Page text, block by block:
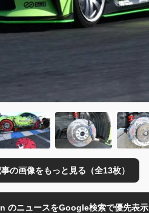
の画像をもっと見る（全13枚）
のニュースをGoogle検索で優先表示